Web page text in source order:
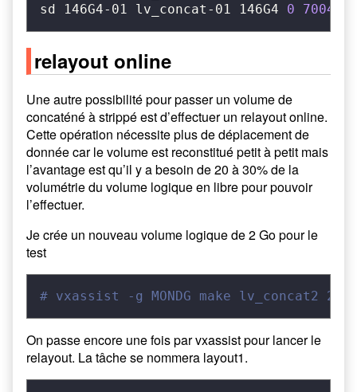
sd 146G4-01 lv_concat-01 146G4 0 700416
relayout online
Une autre possibilité pour passer un volume de
concaténé à strippé est d’effectuer un relayout online.
Cette opération nécessite plus de déplacement de
donnée car le volume est reconstitué petit à petit mais
l’avantage est qu’il y a besoin de 20 à 30% de la
volumétrie du volume logique en libre pour pouvoir
l’effectuer.
Je crée un nouveau volume logique de 2 Go pour le
test
# vxassist -g MONDG make lv_concat2 2G
On passe encore une fois par vxassist pour lancer le
relayout. La tâche se nommera layout1.